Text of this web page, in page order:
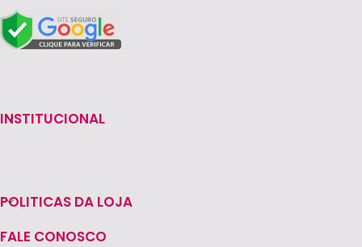
INSTITUCIONAL
POLITICAS DA LOJA
FALE CONOSCO